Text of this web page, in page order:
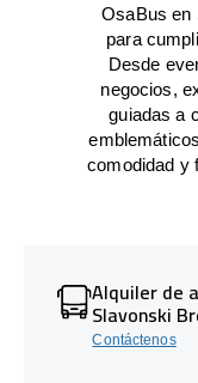
OsaBus en
para
Desde
negocios,
guiadas a
comodidad y
Alquiler de
Slavonski
Contáctenos